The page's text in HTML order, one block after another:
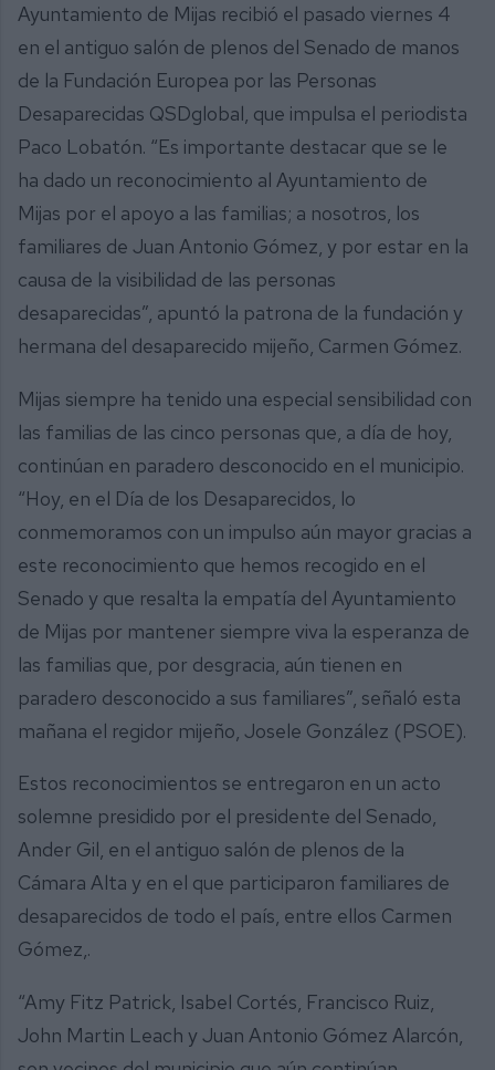
Ayuntamiento de Mijas recibió el pasado viernes 4
en el antiguo salón de plenos del Senado de manos
de la Fundación Europea por las Personas
Desaparecidas QSDglobal, que impulsa el periodista
Paco Lobatón. “Es importante destacar que se le
ha dado un reconocimiento al Ayuntamiento de
Mijas por el apoyo a las familias; a nosotros, los
familiares de Juan Antonio Gómez, y por estar en la
causa de la visibilidad de las personas
desaparecidas”, apuntó la patrona de la fundación y
hermana del desaparecido mijeño, Carmen Gómez.
Mijas siempre ha tenido una especial sensibilidad con
las familias de las cinco personas que, a día de hoy,
continúan en paradero desconocido en el municipio.
“Hoy, en el Día de los Desaparecidos, lo
conmemoramos con un impulso aún mayor gracias a
este reconocimiento que hemos recogido en el
Senado y que resalta la empatía del Ayuntamiento
de Mijas por mantener siempre viva la esperanza de
las familias que, por desgracia, aún tienen en
paradero desconocido a sus familiares”, señaló esta
mañana el regidor mijeño, Josele González (PSOE).
Estos reconocimientos se entregaron en un acto
solemne presidido por el presidente del Senado,
Ander Gil, en el antiguo salón de plenos de la
Cámara Alta y en el que participaron familiares de
desaparecidos de todo el país, entre ellos Carmen
Gómez,.
“Amy Fitz Patrick, Isabel Cortés, Francisco Ruiz,
John Martin Leach y Juan Antonio Gómez Alarcón,